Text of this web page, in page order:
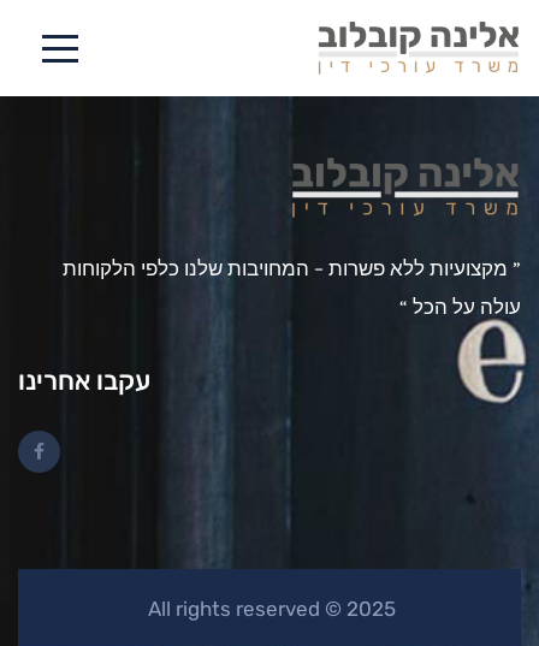
” מקצועיות ללא פשרות – המחויבות שלנו כלפי הלקוחות
עולה על הכל “
עקבו אחרינו
2025 © All rights reserved